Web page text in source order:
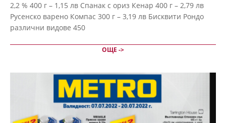
2,2 % 400 г – 1,15 лв Спанак с ориз Кенар 400 г – 2,79 лв
Русенско варено Компас 300 г – 3,19 лв Бисквити Рондо
различни видове 450
ОЩЕ ->